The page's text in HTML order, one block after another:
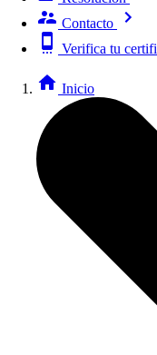
Contacto
Verifica tu
Inicio